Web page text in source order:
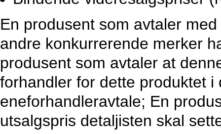
En produsent som avtaler
andre konkurrerende merker
produsent som avtaler at
forhandler for dette produktet
eneforhandleravtale; En
utsalgspris detaljisten skal